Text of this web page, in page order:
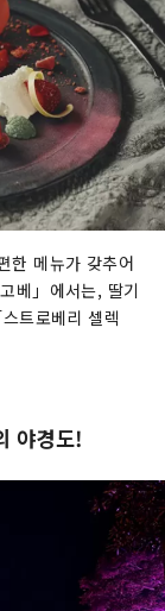
한 메뉴가 갖추어
베」에서는, 딸기
트로베리 셀렉
야경도!